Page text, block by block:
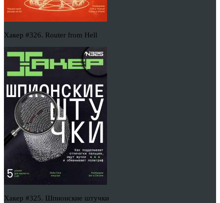
Хакер #326. Router from Hell
Хакер #325. Шпионские штучки